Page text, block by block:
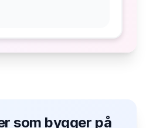
som bygger på